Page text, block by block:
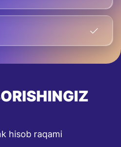
hisob raqami